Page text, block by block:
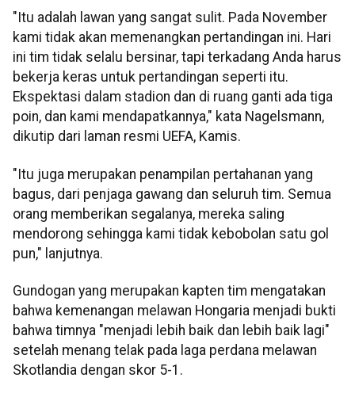
"Itu adalah lawan yang sangat sulit. Pada November
kami tidak akan memenangkan pertandingan ini. Hari
ini tim tidak selalu bersinar, tapi terkadang Anda harus
bekerja keras untuk pertandingan seperti itu.
Ekspektasi dalam stadion dan di ruang ganti ada tiga
poin, dan kami mendapatkannya," kata Nagelsmann,
dikutip dari laman resmi UEFA, Kamis.
"Itu juga merupakan penampilan pertahanan yang
bagus, dari penjaga gawang dan seluruh tim. Semua
orang memberikan segalanya, mereka saling
mendorong sehingga kami tidak kebobolan satu gol
pun," lanjutnya.
Gundogan yang merupakan kapten tim mengatakan
bahwa kemenangan melawan Hongaria menjadi bukti
bahwa timnya "menjadi lebih baik dan lebih baik lagi"
setelah menang telak pada laga perdana melawan
Skotlandia dengan skor 5-1.